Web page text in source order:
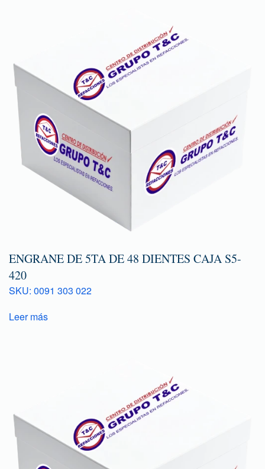
ENGRANE DE 5TA DE 48 DIENTES CAJA S5-
420
SKU: 0091 303 022
Leer más